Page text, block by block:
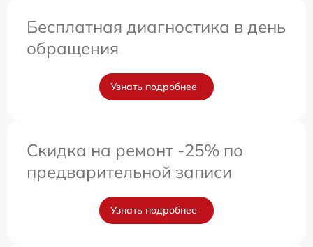
Бесплатная диагностика в день
обращения
Узнать подробнее
Скидка на ремонт -25% по
предварительной записи
Узнать подробнее